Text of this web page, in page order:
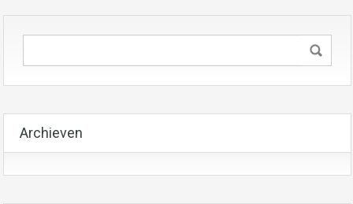
Archieven